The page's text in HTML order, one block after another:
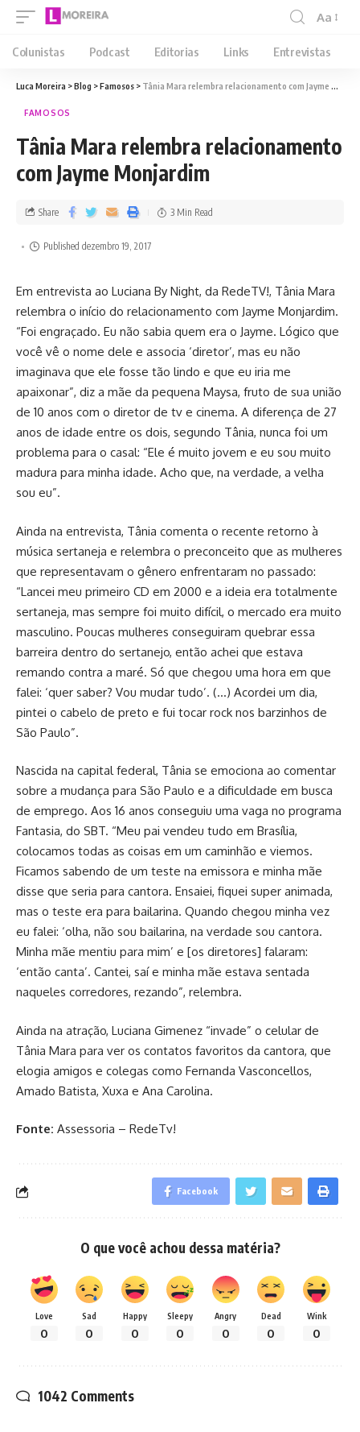
Aa
Colunistas Podcast Editorias Links Entrevistas
Luca Moreira >Blog >Famosos > Tânia Mara relembra relacionamento com Jayme Monjardim
FAMOSOS
Tânia Mara relembra relacionamento
com Jayme Monjardim
Published dezembro 19, 2017
Share 3 Min Read
Em entrevista ao Luciana By Night, da RedeTV!, Tânia Mara
relembra o início do relacionamento com Jayme Monjardim.
“Foi engraçado. Eu não sabia quem era o Jayme. Lógico que
você vê o nome dele e associa ‘diretor’, mas eu não
imaginava que ele fosse tão lindo e que eu iria me
apaixonar”, diz a mãe da pequena Maysa, fruto de sua união
de 10 anos com o diretor de tv e cinema. A diferença de 27
anos de idade entre os dois, segundo Tânia, nunca foi um
problema para o casal: “Ele é muito jovem e eu sou muito
madura para minha idade. Acho que, na verdade, a velha
sou eu”.
Ainda na entrevista, Tânia comenta o recente retorno à
música sertaneja e relembra o preconceito que as mulheres
que representavam o gênero enfrentaram no passado:
“Lancei meu primeiro CD em 2000 e a ideia era totalmente
sertaneja, mas sempre foi muito difícil, o mercado era muito
masculino. Poucas mulheres conseguiram quebrar essa
barreira dentro do sertanejo, então achei que estava
remando contra a maré. Só que chegou uma hora em que
falei: ‘quer saber? Vou mudar tudo’. (…) Acordei um dia,
pintei o cabelo de preto e fui tocar rock nos barzinhos de
São Paulo”.
Nascida na capital federal, Tânia se emociona ao comentar
sobre a mudança para São Paulo e a dificuldade em busca
de emprego. Aos 16 anos conseguiu uma vaga no programa
Fantasia, do SBT. “Meu pai vendeu tudo em Brasília,
colocamos todas as coisas em um caminhão e viemos.
Ficamos sabendo de um teste na emissora e minha mãe
disse que seria para cantora. Ensaiei, fiquei super animada,
mas o teste era para bailarina. Quando chegou minha vez
eu falei: ‘olha, não sou bailarina, na verdade sou cantora.
Minha mãe mentiu para mim’ e [os diretores] falaram:
‘então canta’. Cantei, saí e minha mãe estava sentada
naqueles corredores, rezando”, relembra.
Ainda na atração, Luciana Gimenez “invade” o celular de
Tânia Mara para ver os contatos favoritos da cantora, que
elogia amigos e colegas como Fernanda Vasconcellos,
Amado Batista, Xuxa e Ana Carolina.
Fonte: Assessoria – RedeTv!
Facebook
O que você achou dessa matéria?
Love
0
Sad
0
Happy
0
Sleepy
0
Angry
0
Dead
0
Wink
0
1042 Comments